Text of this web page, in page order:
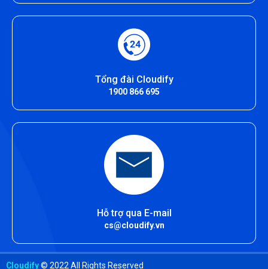
Tổng đài Cloudify
1900 866 695
Hỗ trợ qua E-mail
cs@cloudify.vn
Cloudify© 2022 All Rights Reserved